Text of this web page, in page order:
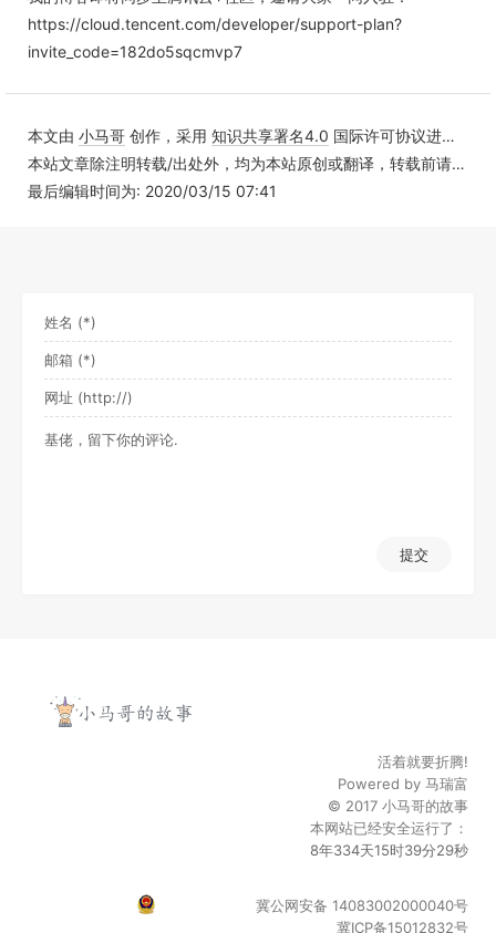
https://cloud.tencent.com/developer/support-plan?
invite_code=182do5sqcmvp7
本文由 小马哥 创作，采用 知识共享署名4.0 国际许可协议进行许可
本站文章除注明转载/出处外，均为本站原创或翻译，转载前请务必署名
最后编辑时间为: 2020/03/15 07:41
提交
活着就要折腾!
Powered by 马瑞富
© 2017 小马哥的故事
本网站已经安全运行了：
8年334天15时39分30秒
冀公网安备 14083002000040号
冀ICP备15012832号